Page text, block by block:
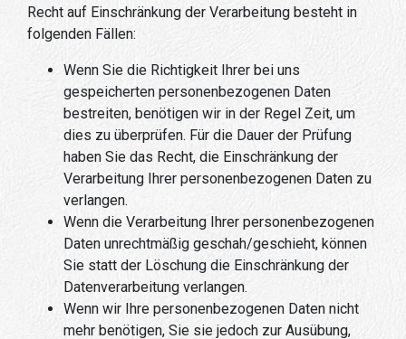
Recht auf Einschränkung der Verarbeitung besteht in
folgenden Fällen:
Wenn Sie die Richtigkeit Ihrer bei uns
gespeicherten personenbezogenen Daten
bestreiten, benötigen wir in der Regel Zeit, um
dies zu überprüfen. Für die Dauer der Prüfung
haben Sie das Recht, die Einschränkung der
Verarbeitung Ihrer personenbezogenen Daten zu
verlangen.
Wenn die Verarbeitung Ihrer personenbezogenen
Daten unrechtmäßig geschah/geschieht, können
Sie statt der Löschung die Einschränkung der
Datenverarbeitung verlangen.
Wenn wir Ihre personenbezogenen Daten nicht
mehr benötigen, Sie sie jedoch zur Ausübung,